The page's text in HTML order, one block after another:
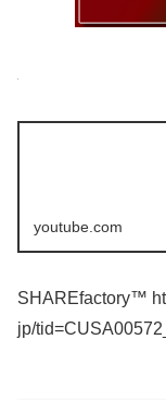
youtube.com
SHAREfactory™
jp/